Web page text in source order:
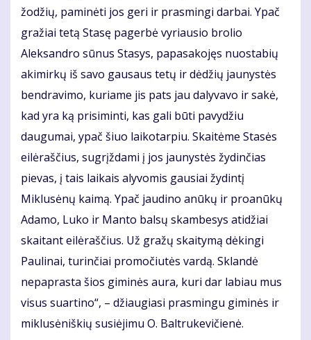
žodžių, paminėti jos geri ir prasmingi darbai. Ypač
gražiai tetą Stasę pagerbė vyriausio brolio
Aleksandro sūnus Stasys, papasakojęs nuostabių
akimirkų iš savo gausaus tetų ir dėdžių jaunystės
bendravimo, kuriame jis pats jau dalyvavo ir sakė,
kad yra ką prisiminti, kas gali būti pavydžiu
daugumai, ypač šiuo laikotarpiu. Skaitėme Stasės
eilėraščius, sugrįždami į jos jaunystės žydinčias
pievas, į tais laikais alyvomis gausiai žydintį
Miklusėnų kaimą. Ypač jaudino anūkų ir proanūkų
Adamo, Luko ir Manto balsų skambesys atidžiai
skaitant eilėraščius. Už gražų skaitymą dėkingi
Paulinai, turinčiai promočiutės vardą. Sklandė
nepaprasta šios giminės aura, kuri dar labiau mus
visus suartino“, – džiaugiasi prasmingu giminės ir
miklusėniškių susiėjimu O. Baltrukevičienė.